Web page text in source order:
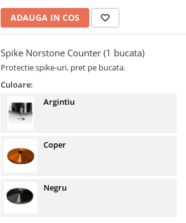
ADAUGA IN COS
Spike Norstone Counter (1 bucata)
Protectie spike-uri, pret pe bucata.
Culoare:
Argintiu
Coper
Negru